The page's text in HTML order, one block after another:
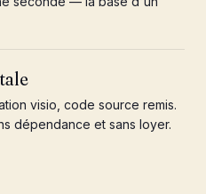
visio, code source remis.
dépendance et sans loyer.